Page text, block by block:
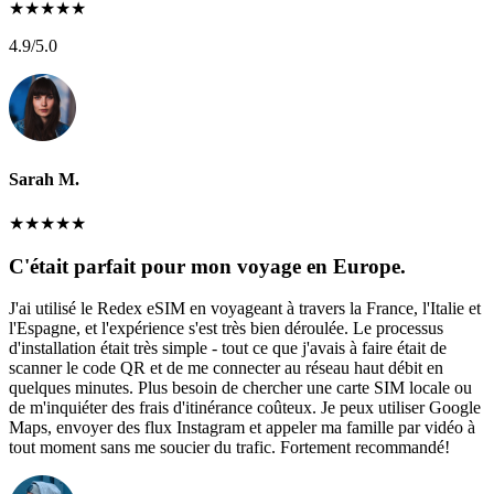
★★★★★
4.9/5.0
Sarah M.
★★★★★
C'était parfait pour mon voyage en Europe.
J'ai utilisé le Redex eSIM en voyageant à travers la France, l'Italie et
l'Espagne, et l'expérience s'est très bien déroulée. Le processus
d'installation était très simple - tout ce que j'avais à faire était de
scanner le code QR et de me connecter au réseau haut débit en
quelques minutes. Plus besoin de chercher une carte SIM locale ou
de m'inquiéter des frais d'itinérance coûteux. Je peux utiliser Google
Maps, envoyer des flux Instagram et appeler ma famille par vidéo à
tout moment sans me soucier du trafic. Fortement recommandé!